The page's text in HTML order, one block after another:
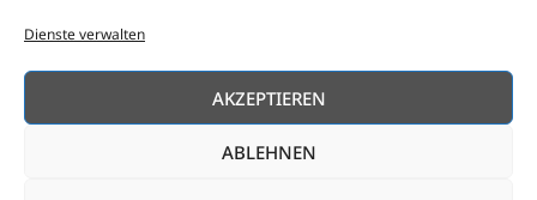
Dienste verwalten
AKZEPTIEREN
ABLEHNEN
Impressum AGBs
Cookie-Richtlinie
Haftungsausschluss
Datenschutzerklärung